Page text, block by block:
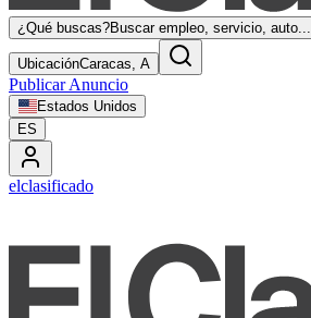
¿Qué buscas?Buscar empleo, servicio, auto...
UbicaciónCaracas, A
Publicar Anuncio
Estados Unidos
ES
elclasificado